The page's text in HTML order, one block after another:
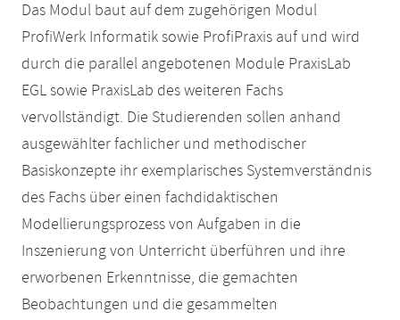
Das Modul baut auf dem zugehörigen Modul
ProfiWerk Informatik sowie ProfiPraxis auf und wird
durch die parallel angebotenen Module PraxisLab
EGL sowie PraxisLab des weiteren Fachs
vervollständigt. Die Studierenden sollen anhand
ausgewählter fachlicher und methodischer
Basiskonzepte ihr exemplarisches Systemverständnis
des Fachs über einen fachdidaktischen
Modellierungsprozess von Aufgaben in die
Inszenierung von Unterricht überführen und ihre
erworbenen Erkenntnisse, die gemachten
Beobachtungen und die gesammelten